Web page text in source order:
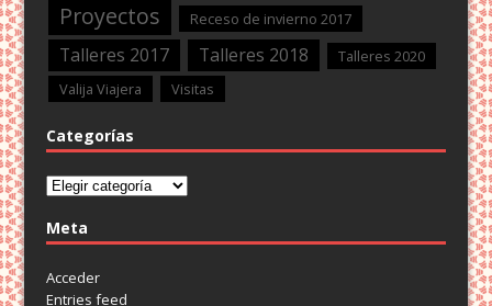
Proyectos Receso de invierno 2017
Talleres 2017 Talleres 2018
Talleres 2020
Valija Viajera
Visitas
Categorías
Categorías
Meta
Acceder
Entries feed